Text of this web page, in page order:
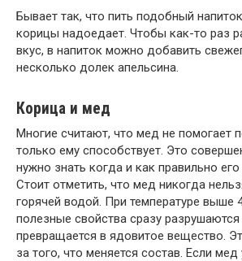
Бывает так, что пить подобный
корицы надоедает. Чтобы как-то раз
вкус, в напиток можно добавить
несколько долек апельсина.
Корица и мед
Многие считают, что мед не помогает
только ему способствует. Это
нужно знать когда и как правильно его
Стоит отметить, что мед никогда
горячей водой. При температуре выше
полезные свойства сразу разрушаются
превращается в ядовитое вещество.
за того, что меняется состав. Если мед